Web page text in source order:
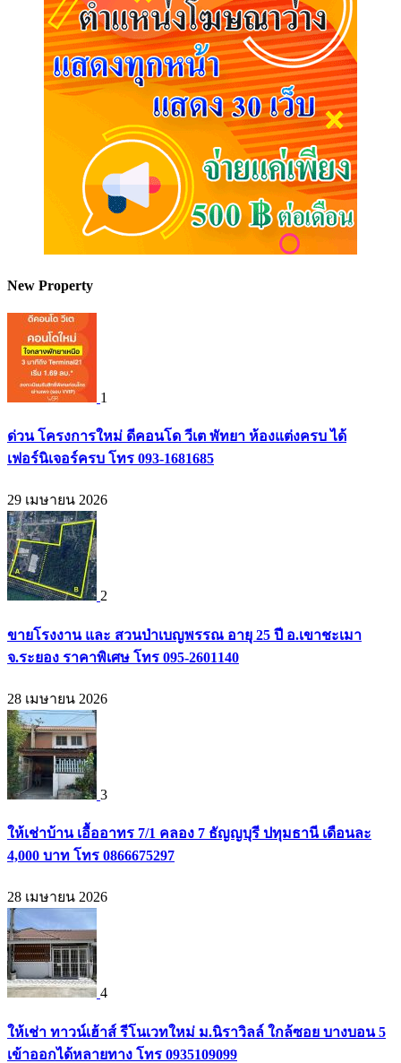
New Property
1
ด่วน โครงการใหม่ ดีคอนโด วีเต พัทยา ห้องแต่งครบ ได้
เฟอร์นิเจอร์ครบ โทร 093-1681685
29 เมษายน 2026
2
ขายโรงงาน และ สวนป่าเบญพรรณ อายุ 25 ปี อ.เขาชะเมา
จ.ระยอง ราคาพิเศษ โทร 095-2601140
28 เมษายน 2026
3
ให้เช่าบ้าน เอื้ออาทร 7/1 คลอง 7 ธัญญบุรี ปทุมธานี เดือนละ
4,000 บาท โทร 0866675297
28 เมษายน 2026
4
ให้เช่า ทาวน์เฮ้าส์ รีโนเวทใหม่ ม.นิราวิลล์ ใกล้ซอย บางบอน 5
เข้าออกได้หลายทาง โทร 0935109099